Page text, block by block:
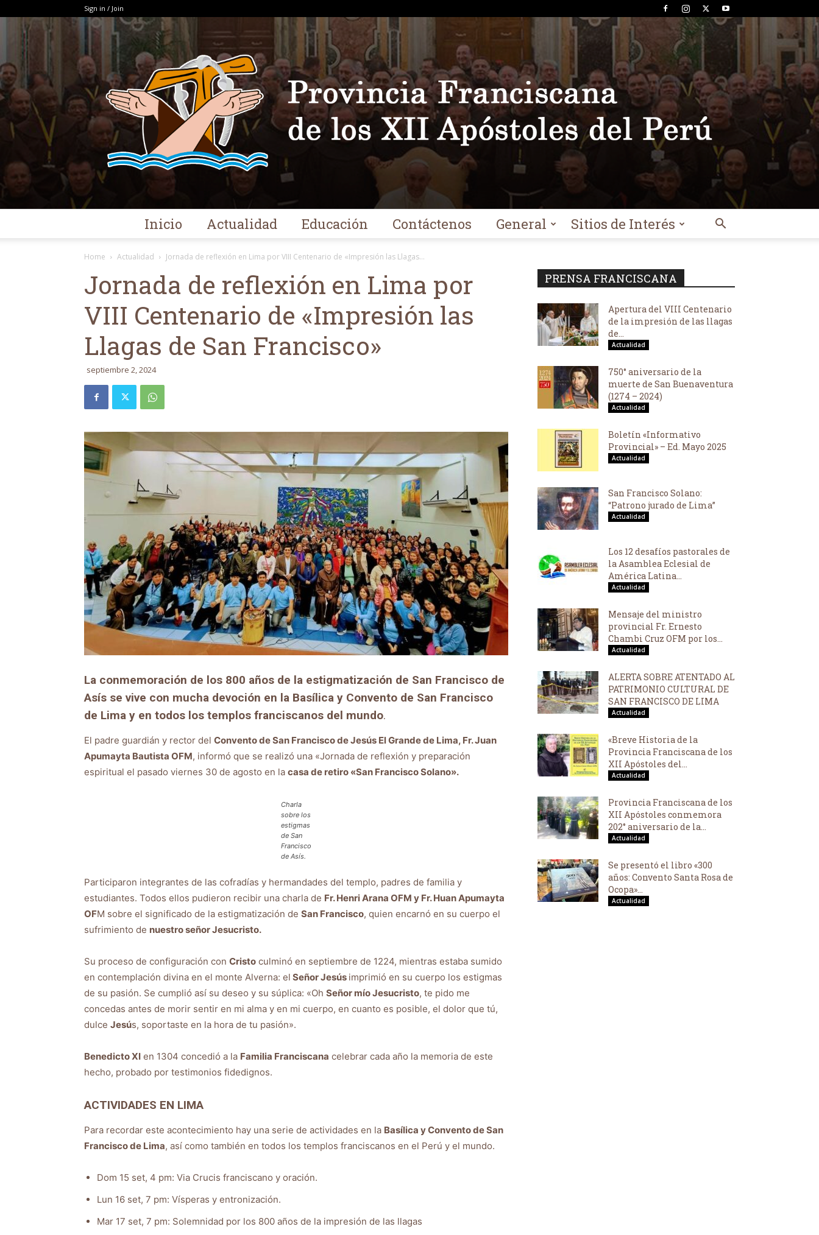
Sign in / Join
Inicio Actualidad Educación Contáctenos General Sitios de Interés
Home Actualidad Jornada de reflexión en Lima por VIII Centenario de «Impresión las Llagas...
Jornada de reflexión en Lima por
VIII Centenario de «Impresión las
Llagas de San Francisco»
septiembre 2, 2024
La conmemoración de los 800 años de la estigmatización de San Francisco de
Asís se vive con mucha devoción en la Basílica y Convento de San Francisco
de Lima y en todos los templos franciscanos del mundo.
El padre guardián y rector del Convento de San Francisco de Jesús El Grande de Lima, Fr. Juan
Apumayta Bautista OFM, informó que se realizó una «Jornada de reflexión y preparación
espiritual el pasado viernes 30 de agosto en la casa de retiro «San Francisco Solano».
Charla
sobre los
estigmas
de San
Francisco
de Asís.
Participaron integrantes de las cofradías y hermandades del templo, padres de familia y
estudiantes. Todos ellos pudieron recibir una charla de Fr. Henri Arana OFM y Fr. Huan Apumayta
OFM sobre el significado de la estigmatización de San Francisco, quien encarnó en su cuerpo el
sufrimiento de nuestro señor Jesucristo.
Su proceso de configuración con Cristo culminó en septiembre de 1224, mientras estaba sumido
en contemplación divina en el monte Alverna: el Señor Jesús imprimió en su cuerpo los estigmas
de su pasión. Se cumplió así su deseo y su súplica: «Oh Señor mío Jesucristo, te pido me
concedas antes de morir sentir en mi alma y en mi cuerpo, en cuanto es posible, el dolor que tú,
dulce Jesús, soportaste en la hora de tu pasión».
Benedicto XI en 1304 concedió a la Familia Franciscana celebrar cada año la memoria de este
hecho, probado por testimonios fidedignos.
ACTIVIDADES EN LIMA
Para recordar este acontecimiento hay una serie de actividades en la Basílica y Convento de San
Francisco de Lima, así como también en todos los templos franciscanos en el Perú y el mundo.
Dom 15 set, 4 pm: Via Crucis franciscano y oración.
Lun 16 set, 7 pm: Vísperas y entronización.
Mar 17 set, 7 pm: Solemnidad por los 800 años de la impresión de las llagas
PRENSA FRANCISCANA
Apertura del VIII Centenario
de la impresión de las llagas
de...
Actualidad
750° aniversario de la
muerte de San Buenaventura
(1274 – 2024)
Actualidad
Boletín «Informativo
Provincial» – Ed. Mayo 2025
Actualidad
San Francisco Solano:
“Patrono jurado de Lima”
Actualidad
Los 12 desafíos pastorales de
la Asamblea Eclesial de
América Latina...
Actualidad
Mensaje del ministro
provincial Fr. Ernesto
Chambi Cruz OFM por los...
Actualidad
ALERTA SOBRE ATENTADO AL
PATRIMONIO CULTURAL DE
SAN FRANCISCO DE LIMA
Actualidad
«Breve Historia de la
Provincia Franciscana de los
XII Apóstoles del...
Actualidad
Provincia Franciscana de los
XII Apóstoles conmemora
202° aniversario de la...
Actualidad
Se presentó el libro «300
años: Convento Santa Rosa de
Ocopa»...
Actualidad